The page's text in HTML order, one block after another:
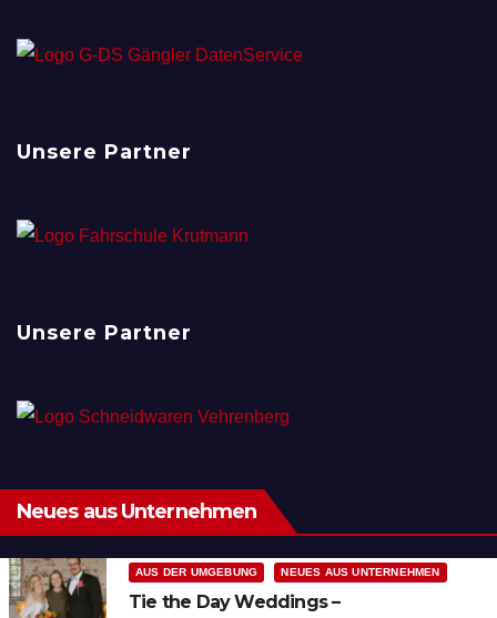
Unsere Partner
Unsere Partner
Neues aus Unternehmen
AUS DER UMGEBUNG NEUES AUS UNTERNEHMEN
Tie the Day Weddings –